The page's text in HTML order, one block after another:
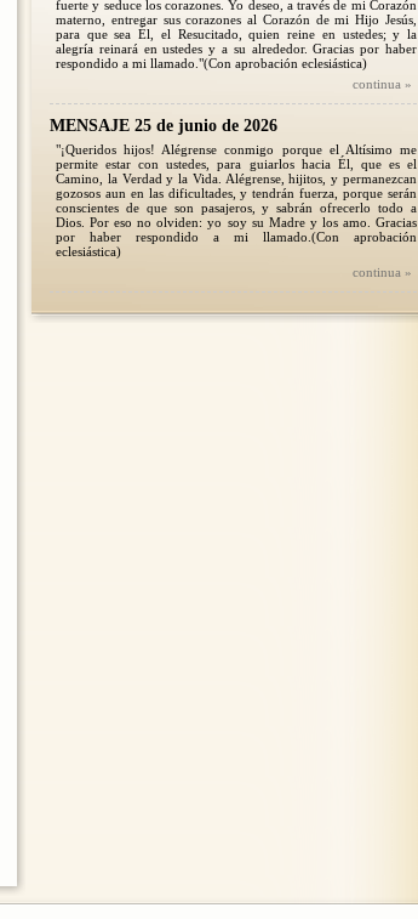
fuerte y seduce los corazones. Yo deseo, a través de mi Corazón
materno, entregar sus corazones al Corazón de mi Hijo Jesús,
para que sea Él, el Resucitado, quien reine en ustedes; y la
alegría reinará en ustedes y a su alrededor. Gracias por haber
respondido a mi llamado."(Con aprobación eclesiástica)
continua »
MENSAJE 25 de junio de 2026
"¡Queridos hijos! Alégrense conmigo porque el Altísimo me
permite estar con ustedes, para guiarlos hacia Él, que es el
Camino, la Verdad y la Vida. Alégrense, hijitos, y permanezcan
gozosos aun en las dificultades, y tendrán fuerza, porque serán
conscientes de que son pasajeros, y sabrán ofrecerlo todo a
Dios. Por eso no olviden: yo soy su Madre y los amo. Gracias
por haber respondido a mi llamado.(Con aprobación
eclesiástica)
continua »